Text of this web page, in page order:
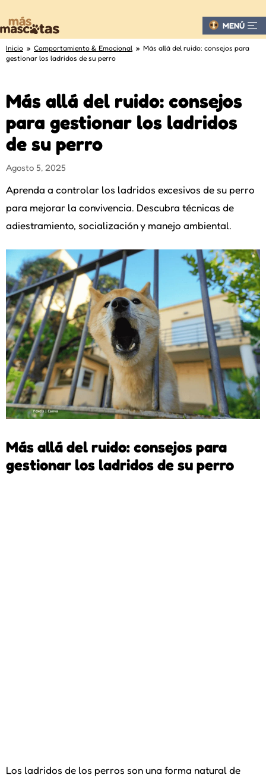
MENÚ
Inicio » Comportamiento & Emocional » Más allá del ruido: consejos para
gestionar los ladridos de su perro
Más allá del ruido: consejos
para gestionar los ladridos
de su perro
Agosto 5, 2025
Aprenda a controlar los ladridos excesivos de su perro
para mejorar la convivencia. Descubra técnicas de
adiestramiento, socialización y manejo ambiental.
Más allá del ruido: consejos para
gestionar los ladridos de su perro
Los ladridos de los perros son una forma natural de